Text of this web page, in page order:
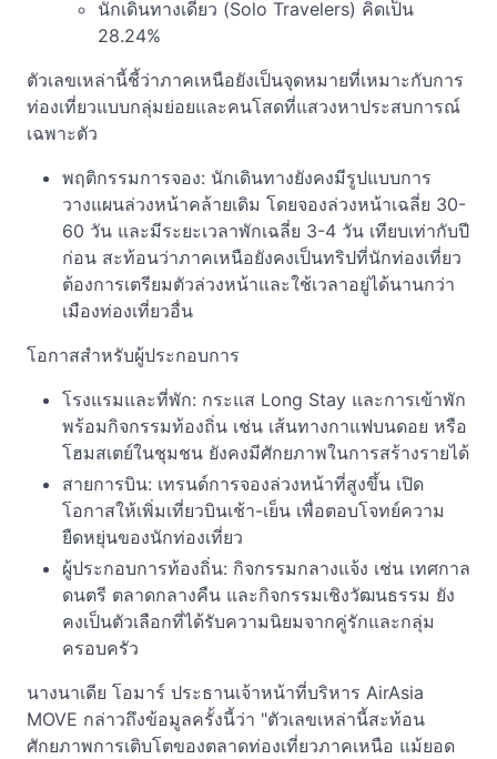
นักเดินทางเดี่ยว (Solo Travelers) คิดเป็น
28.24%
ตัวเลขเหล่านี้ชี้ว่าภาคเหนือยังเป็นจุดหมายที่เหมาะกับการ
ท่องเที่ยวแบบกลุ่มย่อยและคนโสดที่แสวงหาประสบการณ์
เฉพาะตัว
พฤติกรรมการจอง: นักเดินทางยังคงมีรูปแบบการ
วางแผนล่วงหน้าคล้ายเดิม โดยจองล่วงหน้าเฉลี่ย 30-
60 วัน และมีระยะเวลาพักเฉลี่ย 3-4 วัน เทียบเท่ากับปี
ก่อน สะท้อนว่าภาคเหนือยังคงเป็นทริปที่นักท่องเที่ยว
ต้องการเตรียมตัวล่วงหน้าและใช้เวลาอยู่ได้นานกว่า
เมืองท่องเที่ยวอื่น
โอกาสสำหรับผู้ประกอบการ
โรงแรมและที่พัก: กระแส Long Stay และการเข้าพัก
พร้อมกิจกรรมท้องถิ่น เช่น เส้นทางกาแฟบนดอย หรือ
โฮมสเตย์ในชุมชน ยังคงมีศักยภาพในการสร้างรายได้
สายการบิน: เทรนด์การจองล่วงหน้าที่สูงขึ้น เปิด
โอกาสให้เพิ่มเที่ยวบินเช้า-เย็น เพื่อตอบโจทย์ความ
ยืดหยุ่นของนักท่องเที่ยว
ผู้ประกอบการท้องถิ่น: กิจกรรมกลางแจ้ง เช่น เทศกาล
ดนตรี ตลาดกลางคืน และกิจกรรมเชิงวัฒนธรรม ยัง
คงเป็นตัวเลือกที่ได้รับความนิยมจากคู่รักและกลุ่ม
ครอบครัว
นางนาเดีย โอมาร์ ประธานเจ้าหน้าที่บริหาร AirAsia
MOVE กล่าวถึงข้อมูลครั้งนี้ว่า "ตัวเลขเหล่านี้สะท้อน
ศักยภาพการเติบโตของตลาดท่องเที่ยวภาคเหนือ แม้ยอด